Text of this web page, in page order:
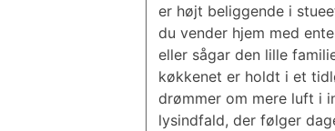
er højt beliggende i
du vender hjem med
eller sågar den lille
køkkenet er holdt i et
drømmer om mere luft i
lysindfald, der følger